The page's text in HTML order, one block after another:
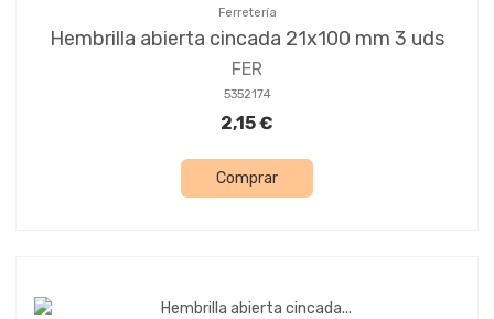
Ferretería
Hembrilla abierta cincada 21x100 mm 3 uds
FER
5352174
2,15 €
Comprar